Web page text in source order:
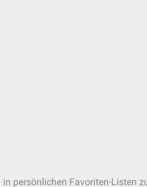
persönlichen Favoriten-Listen